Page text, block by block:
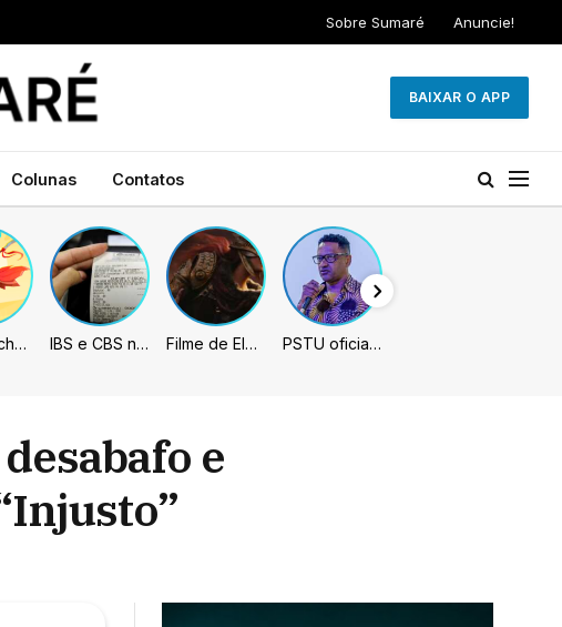
Sobre Sumaré Anuncie!
BAIXAR O APP
Colunas Contatos
Fading Echo – Review IBS e CBS necessitarão constar nas notas fiscais com início desta 2ª. Entenda Filme de Elden Ring tem gravações concluídas, mas ainda fica longe do lançamento PSTU oficializa Hertz Dias como candidato à Presidência da República
e